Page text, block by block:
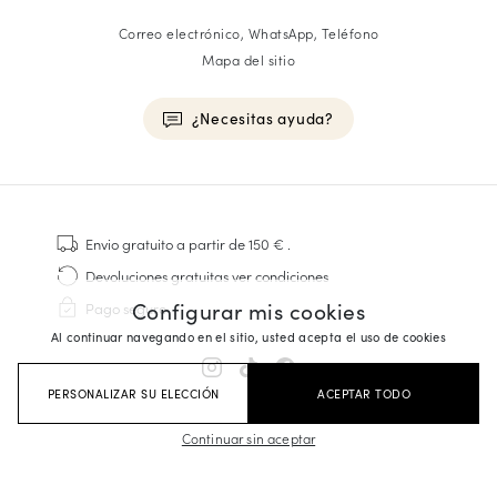
Configurar mis cookies
Al continuar navegando en el sitio, usted acepta el uso de cookies
PERSONALIZAR SU ELECCIÓN ACEPTAR TODO
Continuar sin aceptar
Correo electrónico, WhatsApp, Teléfono
Mapa del sitio
¿Necesitas ayuda?
Zapatillas
Cosido Goodyear
Derbies y Richelieu
Zapatos Richelieu Hombre
Mocasines
Sandalias y Alpargatas
Maletines Business
Zapatillas Blancas Hombre
Envio gratuitoa partir de 150 € .
Devoluciones gratuitasver condiciones
Pago seguro